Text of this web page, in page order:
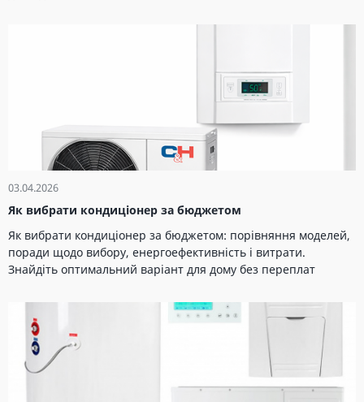
03.04.2026
Як вибрати кондиціонер за бюджетом
Як вибрати кондиціонер за бюджетом: порівняння моделей,
поради щодо вибору, енергоефективність і витрати.
Знайдіть оптимальний варіант для дому без переплат